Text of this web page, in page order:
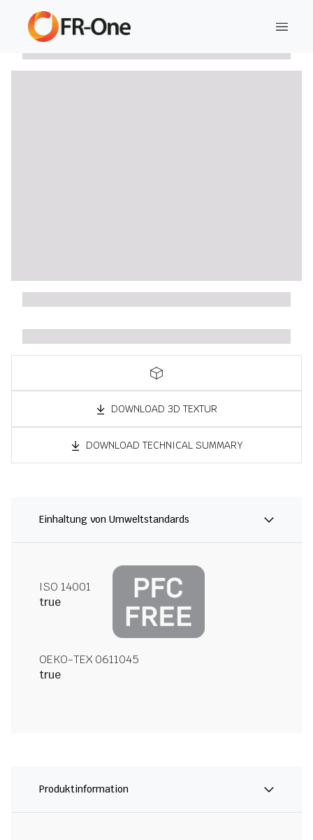
DOWNLOAD 3D TEXTUR
DOWNLOAD TECHNICAL SUMMARY
Einhaltung von Umweltstandards
ISO 14001
true
OEKO-TEX 0611045
true
Produktinformation